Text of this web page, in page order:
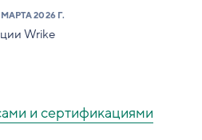
2026 Г.
Wrike
и сертификациями